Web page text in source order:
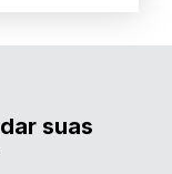
suas